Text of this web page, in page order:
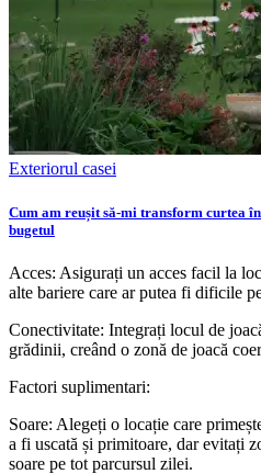
Exteriorul casei
Cum am reușit să-mi transform curtea
bugetul
Acces: Asigurați un acces facil la
alte bariere care ar putea fi dificile
Conectivitate: Integrați locul de
grădinii, creând o zonă de joacă
Factori suplimentari:
Soare: Alegeți o locație care
a fi uscată și primitoare, dar evitați
soare pe tot parcursul zilei.